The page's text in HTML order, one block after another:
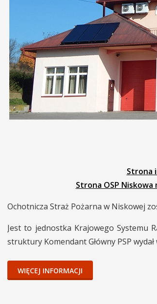
Strona
Strona OSP
Ochotnicza Straż Pożarna w Niskowej
Jest to jednostka Krajowego Systemu
struktury Komendant Główny PSP
WIĘCEJ INFORMACJI